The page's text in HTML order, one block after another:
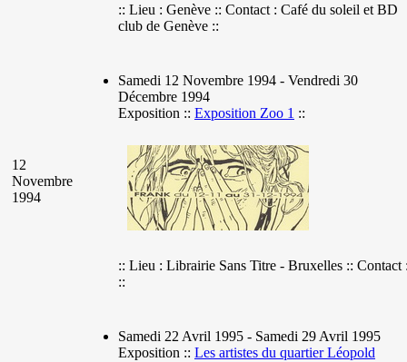
:: Lieu : Genève :: Contact : Café du soleil et BD
club de Genève ::
12
Novembre
1994
Samedi 12 Novembre 1994 - Vendredi 30
Décembre 1994
Exposition :: Exposition Zoo 1 ::
:: Lieu : Librairie Sans Titre - Bruxelles :: Contact
::
Samedi 22 Avril 1995 - Samedi 29 Avril 1995
Exposition :: Les artistes du quartier Léopold